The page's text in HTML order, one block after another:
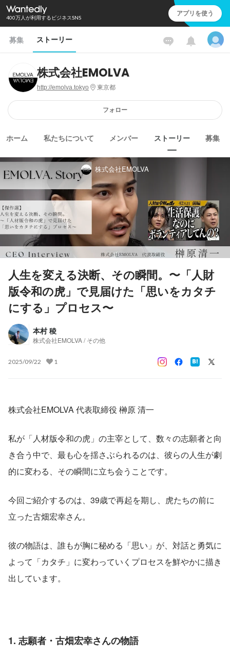
400万人が利用するビジネスSNS アプリを使う
募集 ストーリー
株式会社EMOLVA
http://emolva.tokyo 東京都
フォロー
ホーム 私たちについて メンバー ストーリー 募集
株式会社EMOLVA
人生を変える決断、その瞬間。〜「人財
版令和の虎」で見届けた「思いをカタチ
にする」プロセス〜
本村 稜
株式会社EMOLVA / その他
2025/09/22 1
株式会社EMOLVA 代表取締役 榊󠄀原 清一
私が「人材版令和の虎」の主宰として、数々の志願者と向
き合う中で、最も心を揺さぶられるのは、彼らの人生が劇
的に変わる、その瞬間に立ち会うことです。
今回ご紹介するのは、39歳で再起を期し、虎たちの前に
立った古畑宏幸さん。
彼の物語は、誰もが胸に秘める「思い」が、対話と勇気に
よって「カタチ」に変わっていくプロセスを鮮やかに描き
出しています。
1. 志願者・古畑宏幸さんの物語